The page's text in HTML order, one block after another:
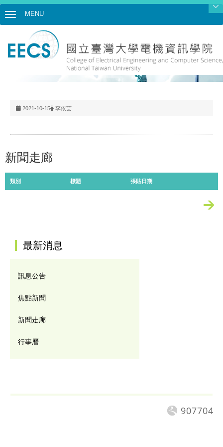
MENU
2021-10-15 李依芸
新聞走廊
類別 標題 張貼日期
更
最新消息
訊息公告
焦點新聞
新聞走廊
行事曆
907704